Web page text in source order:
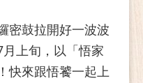
密鼓拉開好一波波
上旬，以「悟家
快來跟悟饕一起上